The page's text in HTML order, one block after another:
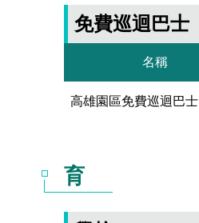
免費巡迴巴士
名稱
高雄園區免費巡迴巴士
育